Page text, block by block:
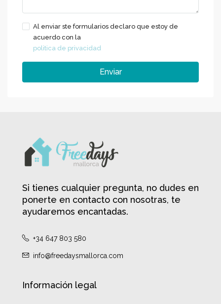
Al enviar ste formularios declaro que estoy de
acuerdo con la
politica de privacidad
Enviar
Si tienes cualquier pregunta, no dudes en
ponerte en contacto con nosotras, te
ayudaremos encantadas.
+34 647 803 580
info@freedaysmallorca.com
Información legal